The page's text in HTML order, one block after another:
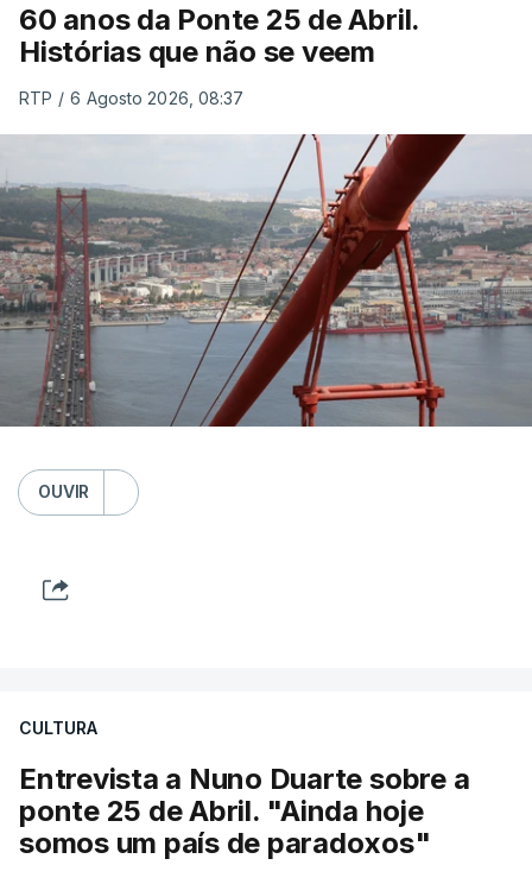
60 anos da Ponte 25 de Abril.
Histórias que não se veem
RTP / 6 Agosto 2026, 08:37
OUVIR
CULTURA
Entrevista a Nuno Duarte sobre a
ponte 25 de Abril. "Ainda hoje
somos um país de paradoxos"